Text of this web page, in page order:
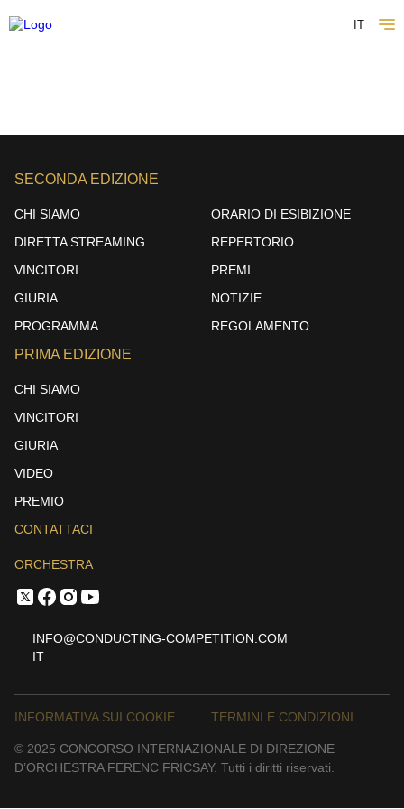
IT
SECONDA EDIZIONE
CHI SIAMO
DIRETTA STREAMING
VINCITORI
GIURIA
PROGRAMMA
ORARIO DI ESIBIZIONE
REPERTORIO
PREMI
NOTIZIE
REGOLAMENTO
PRIMA EDIZIONE
CHI SIAMO
VINCITORI
GIURIA
VIDEO
PREMIO
CONTATTACI
ORCHESTRA
INFO@CONDUCTING-COMPETITION.COM
IT
INFORMATIVA SUI COOKIE TERMINI E CONDIZIONI
© 2025 CONCORSO INTERNAZIONALE DI DIREZIONE
D’ORCHESTRA FERENC FRICSAY. Tutti i diritti riservati.